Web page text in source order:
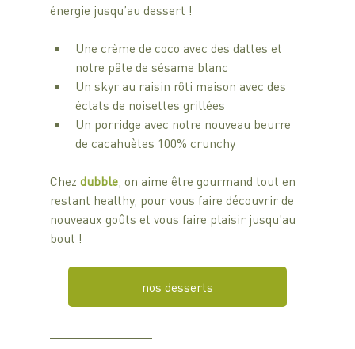
énergie jusqu’au dessert !
Une crème de coco avec des dattes et
notre pâte de sésame blanc
Un skyr au raisin rôti maison avec des
éclats de noisettes grillées
Un porridge avec notre nouveau beurre
de cacahuètes 100% crunchy
Chez dubble, on aime être gourmand tout en
restant healthy, pour vous faire découvrir de
nouveaux goûts et vous faire plaisir jusqu’au
bout !
nos desserts